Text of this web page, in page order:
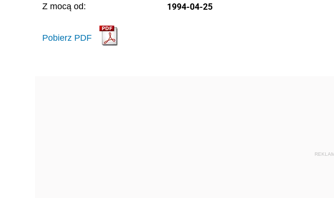
Z mocą od: 1994-04-25
Pobierz PDF